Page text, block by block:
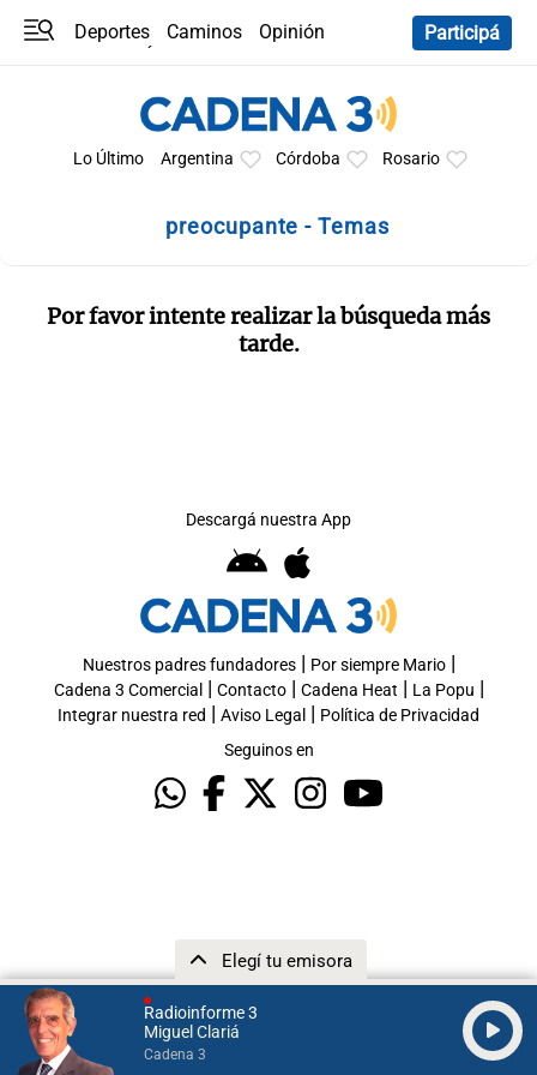
Radioinforme 3
Miguel Clariá
Cadena 3
Elegí tu emisora
Deportes Caminos
Opinión
Participá
Lo Último Argentina Córdoba Rosario
preocupante - Temas
Por favor intente realizar la búsqueda más
tarde.
Descargá nuestra App
Nuestros padres fundadores| Por siempre Mario|
Cadena 3 Comercial | Contacto| Cadena Heat | La Popu |
Integrar nuestra red | Aviso Legal | Política de Privacidad
Seguinos en